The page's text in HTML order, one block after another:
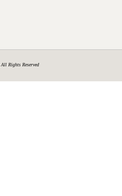
All Rights Reserved